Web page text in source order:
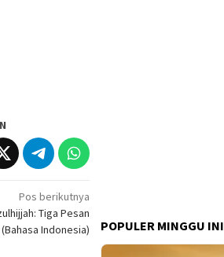
Pos berikutnya
Tiga Pesan
Indonesia)
POPULER MINGGU INI